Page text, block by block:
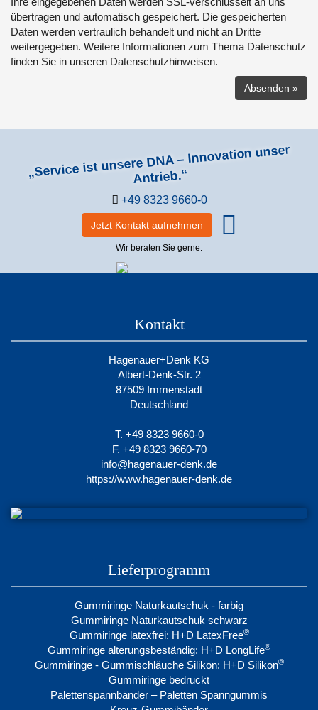
übertragen und automatisch gespeichert. Die gespeicherten
Daten werden vertraulich behandelt und nicht an Dritte
weitergegeben. Weitere Informationen zum Thema Datenschutz
finden Sie in unseren Datenschutzhinweisen.
„Service ist unsere DNA – Innovation unser
Antrieb.“
+49 8323 9660-0
Jetzt Kontakt aufnehmen
Wir beraten Sie gerne.
Kontakt
Hagenauer+Denk KG
Albert-Denk-Str. 2
87509 Immenstadt
Deutschland
T. +49 8323 9660-0
F. +49 8323 9660-70
info@hagenauer-denk.de
https://www.hagenauer-denk.de
Lieferprogramm
Gummiringe Naturkautschuk - farbig
Gummiringe Naturkautschuk schwarz
Gummiringe latexfrei: H+D LatexFree®
Gummiringe alterungsbeständig: H+D LongLife®
Gummiringe - Gummischläuche Silikon: H+D Silikon®
Gummiringe bedruckt
Palettenspannbänder – Paletten Spanngummis